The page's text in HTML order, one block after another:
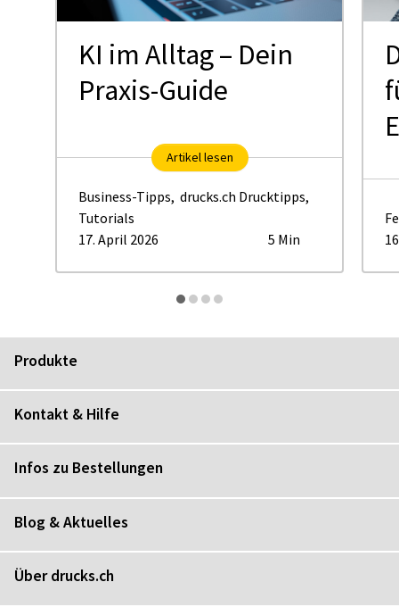
KI im Alltag – Dein
Praxis-Guide
Artikel lesen
Business-Tipps, drucks.ch Drucktipps,
Tutorials
17. April 2026
5 Min
Produkte
Kontakt & Hilfe
Infos zu Bestellungen
Blog & Aktuelles
Über drucks.ch